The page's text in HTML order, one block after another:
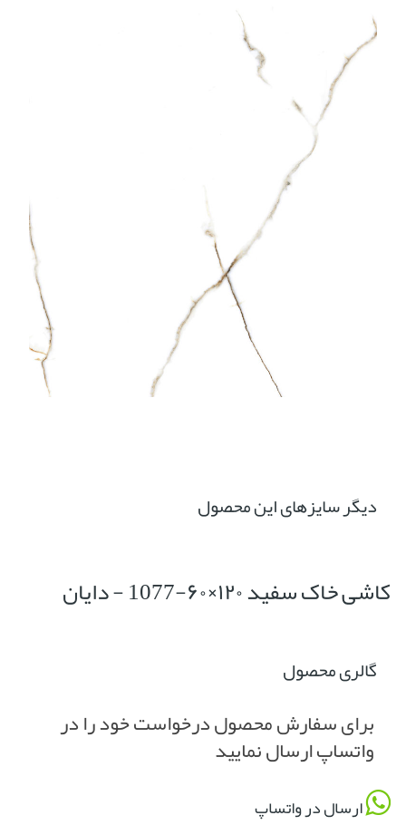
کاشی خاک سفید ۱۲۰×۶۰-1077 - دایان
دیگر سایزهای این محصول
گالری محصول
برای سفارش محصول درخواست خود را در
واتساپ ارسال نمایید
ارسال در واتساپ